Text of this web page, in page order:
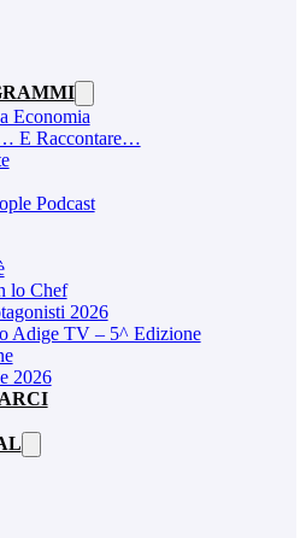
Economia
E Raccontare…
Podcast
lo Chef
2026
Adige TV – 5^ Edizione
2026